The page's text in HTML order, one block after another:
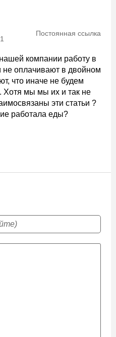
Постоянная ссылка
компании работу в
не оплачивают в двойном
что иначе не будем
Хотя мы мы их и так не
эти статьи ?
работала еды?